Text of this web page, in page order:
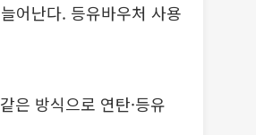
어난다. 등유바우처 사용
은 방식으로 연탄·등유